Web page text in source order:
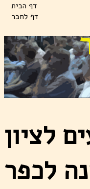
דף הבית
דף לחבר
לציון
לכפר